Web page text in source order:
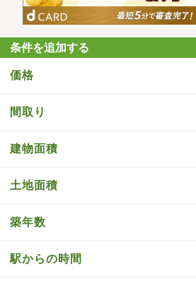
条件を追加する
価格
間取り
建物面積
土地面積
築年数
駅からの時間